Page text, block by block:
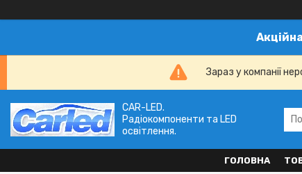
Зараз у компанії
CAR-LED.
Радіокомпоненти та LED
освітлення.
ГОЛОВНА